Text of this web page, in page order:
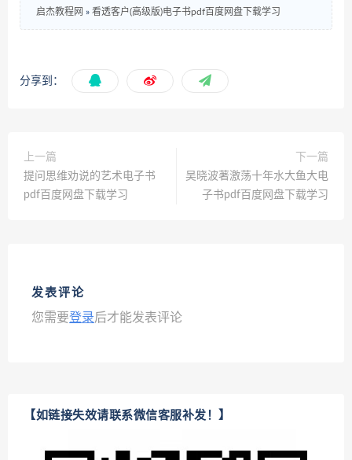
启杰教程网 » 看透客户(高级版)电子书pdf百度网盘下载学习
分享到：
上一篇
提问思维劝说的艺术电子书
pdf百度网盘下载学习
下一篇
吴晓波著激荡十年水大鱼大电
子书pdf百度网盘下载学习
发表评论
您需要登录后才能发表评论
【如链接失效请联系微信客服补发！】